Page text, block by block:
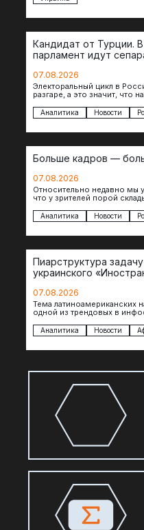
Кандидат от Турции.
парламент идут
07.08.2026
Электоральный цикл в
разгаре, а это значит, что
сомнительной
Аналитика Новости
Больше кадров —
07.08.2026
Относительно недавно мы
что у зрителей порой
Аналитика Новости
Пиарструктура
украинского
07.08.2026
Тема латиноамериканских
одной из трендовых в
Аналитика Новости